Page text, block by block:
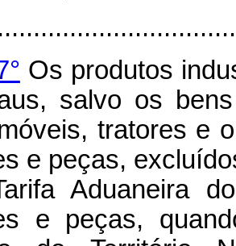
Os produtos
salvo os
tratores e
e peças,
Aduaneira
e peças,